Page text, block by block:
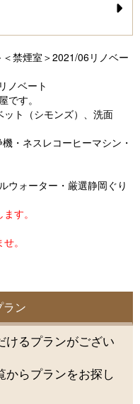
禁煙室＞2021/06リノベー
ノベート
です。
ット（シモンズ）、洗面
・ネスレコーヒーマシン・
ウォーター・厳選静岡ぐり
す。
。
ン
けるプランがござい
からプランをお探し